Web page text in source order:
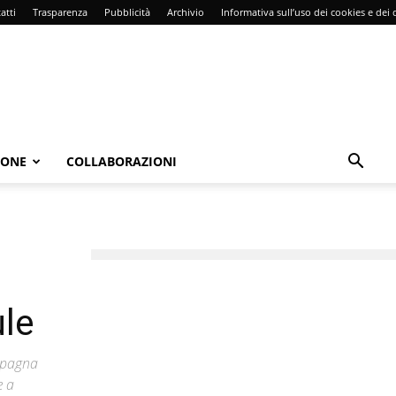
Trasparenza Pubblicità Archivio Informativa sull’uso dei cookies e dei
COLLABORAZIONI
a